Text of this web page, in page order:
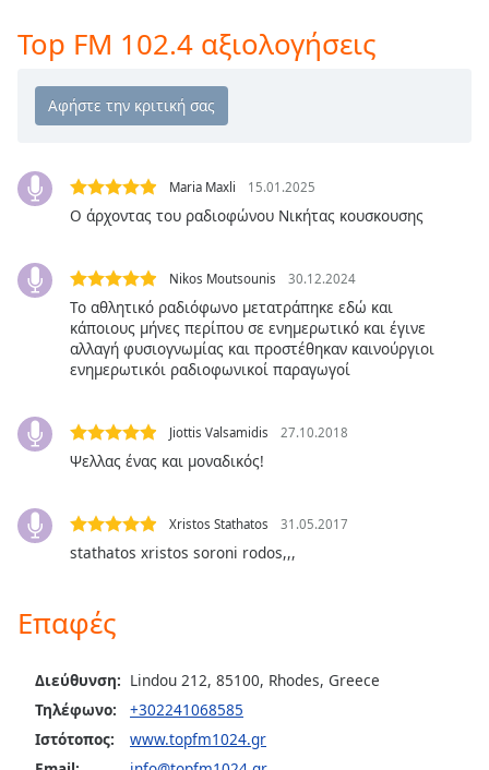
window.
Opacity
Background
Color
Area
Background
Opacity
Font
Size
Edge
Style
Top FM 102.4 αξιολογήσεις
Maria Maxli 15.01.2025
Ο άρχοντας του ραδιοφώνου Νικήτας κουσκουσης
Nikos Moutsounis 30.12.2024
Το αθλητικό ραδιόφωνο μετατράπηκε εδώ και
κάποιους μήνες περίπου σε ενημερωτικό και έγινε
αλλαγή φυσιογνωμίας και προστέθηκαν καινούργιοι
ενημερωτικόι ραδιοφωνικοί παραγωγοί
Jiottis Valsamidis 27.10.2018
Ψελλας ένας και μοναδικός!
Xristos Stathatos 31.05.2017
stathatos xristos soroni rodos,,,
Επαφές
Διεύθυνση: Lindou 212, 85100, Rhodes, Greece
Τηλέφωνο:
+302241068585
Ιστότοπος:
www.topfm1024.gr